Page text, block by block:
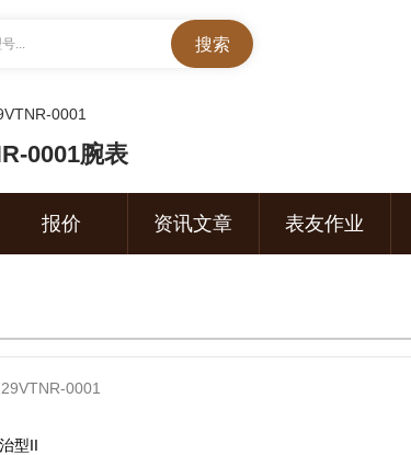
...
0001
0001腕表
报价 资讯文章 表友作业
0001
型II